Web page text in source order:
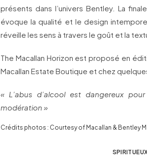
présents dans l’univers Bentley. La
évoque la qualité et le design
réveille les sens à travers le goût et la
The Macallan Horizon est proposé en
Macallan Estate Boutique et chez
« L’abus d’alcool est dangereux
modération »
Crédits photos : Courtesy of Macallan & Bentley